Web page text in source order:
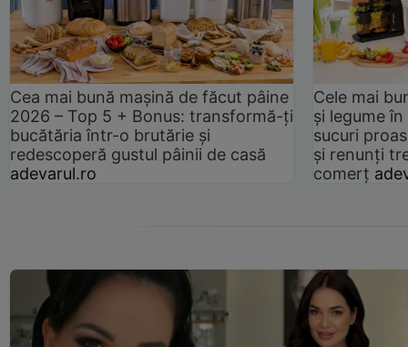
Cea mai bună mașină de făcut pâine
2026 – Top 5 + Bonus: transformă-ți
bucătăria într-o brutărie și
redescoperă gustul pâinii de casă
adevarul.ro
Cele mai
și legume
sucuri
și renunți
comerț